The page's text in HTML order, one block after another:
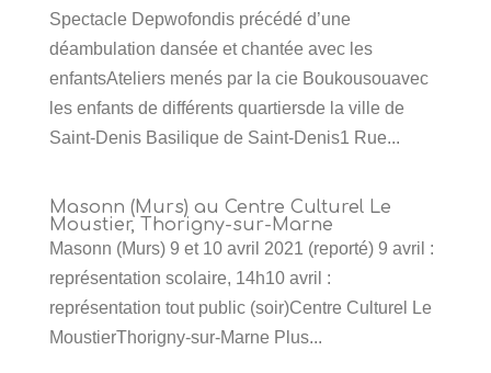
Spectacle Depwofondis précédé d’une
déambulation dansée et chantée avec les
enfantsAteliers menés par la cie Boukousouavec
les enfants de différents quartiersde la ville de
Saint-Denis Basilique de Saint-Denis1 Rue...
Masonn (Murs) au Centre Culturel Le
Moustier, Thorigny-sur-Marne
Masonn (Murs) 9 et 10 avril 2021 (reporté) 9 avril :
représentation scolaire, 14h10 avril :
représentation tout public (soir)Centre Culturel Le
MoustierThorigny-sur-Marne Plus...